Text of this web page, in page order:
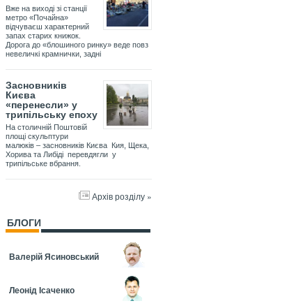
Вже на виході зі станції
метро «Почайна»
відчуваєш характерний
запах старих книжок.
Дорога до «блошиного ринку» веде повз
невеличкі крамнички, задні
Засновників
Києва
«перенесли» у
трипільську епоху
На столичній Поштовій
площі скульптури
малюків – засновників Києва Кия, Щека,
Хорива та Либіді перевдягли у
трипільське вбрання.
Архів розділу »
БЛОГИ
Валерій Ясиновський
Леонід Ісаченко